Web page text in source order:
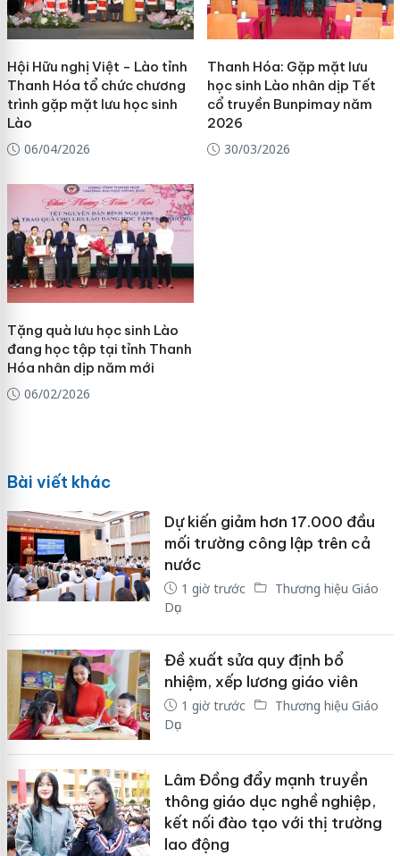
Hội Hữu nghị Việt - Lào tỉnh
Thanh Hóa tổ chức chương
trình gặp mặt lưu học sinh
Lào
06/04/2026
Thanh Hóa: Gặp mặt lưu
học sinh Lào nhân dịp Tết
cổ truyền Bunpimay năm
2026
30/03/2026
Tặng quà lưu học sinh Lào
đang học tập tại tỉnh Thanh
Hóa nhân dịp năm mới
06/02/2026
Bài viết khác
Dự kiến giảm hơn 17.000 đầu
mối trường công lập trên cả
nước
1 giờ trước
Thương hiệu Giáo
Dục
Đề xuất sửa quy định bổ
nhiệm, xếp lương giáo viên
1 giờ trước
Thương hiệu Giáo
Dục
Lâm Đồng đẩy mạnh truyền
thông giáo dục nghề nghiệp,
kết nối đào tạo với thị trường
lao động